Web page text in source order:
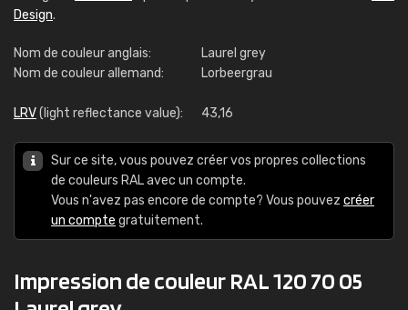
Design.
Nom de couleur anglais:
Laurel grey
Nom de couleur allemand:
Lorbeergrau
LRV(light reflectance value): 43,16
Sur ce site, vous pouvez créer vos propres collections
de couleurs RAL avec un compte.
Vous n'avez pas encore de compte? Vous pouvez créer
un compte gratuitement.
Impression de couleur RAL 120 70 05